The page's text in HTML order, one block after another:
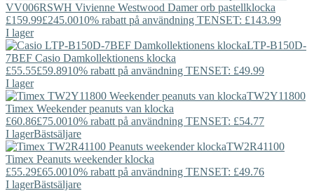
VV006RSWH Vivienne Westwood Damer orb pastellklocka
£159.99£245.0010% rabatt på användning TENSET: £143.99
I lager
LTP-B150D-
7BEF Casio Damkollektionens klocka
£55.55£59.8910% rabatt på användning TENSET: £49.99
I lager
TW2Y11800
Timex Weekender peanuts van klocka
£60.86£75.0010% rabatt på användning TENSET: £54.77
I lagerBästsäljare
TW2R41100
Timex Peanuts weekender klocka
£55.29£65.0010% rabatt på användning TENSET: £49.76
I lagerBästsäljare